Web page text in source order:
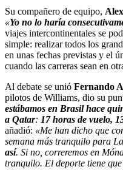
Su compañero de equipo,
«Yo no lo haría
viajes intercontinentales se
simple: realizar todos los
en unas fechas previstas y el
cuando las carreras sean en
Al debate se unió Fernando
pilotos de Williams, dio su
estábamos en Brasil hace
a Qatar: 17 horas de vuelo,
añadió: «Me han dicho que
semana más tranquilo para
así. Si no, correremos en
tranquilo. El deporte tiene